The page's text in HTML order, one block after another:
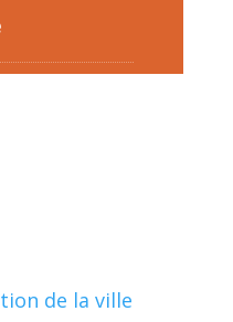
de la ville